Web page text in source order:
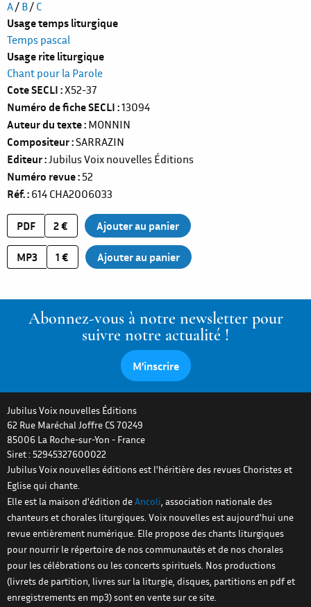
A/ B/ C
Usage temps liturgique
Temps pascal
Usage rite liturgique
Chant pour la Parole
Cote SECLI X52-37
Numéro de fiche SECLI 13094
Auteur du texte MONNIN
Compositeur SARRAZIN
Editeur Jubilus Voix nouvelles Éditions
Numéro revue 52
Réf. 614 CHA2006033
PDF 2 €
MP3 1 €
Abonnez-vous à notre newsletter pour
suivre notre actualité !
M’inscrire
Jubilus Voix nouvelles Éditions
62 Rue Maréchal Joffre CS 70249
85006 La Roche-sur-Yon - France
Siret : 52945327600022
Jubilus Voix nouvelles éditions est l'héritière des revues Choristes et
Eglise qui chante.
Elle est la maison d'édition deAncoli, association nationale des
chanteurs et chorales liturgiques. Voix nouvelles est aujourd'hui une
revue entièrement numérique. Elle propose des chants liturgiques
pour nourrir le répertoire de nos communautés et de nos chorales
pour les célébrations ou les concerts spirituels. Nos productions
(livrets de partition, livres sur la liturgie, disques, partitions en pdf et
enregistrements en mp3) sont en vente sur ce site.